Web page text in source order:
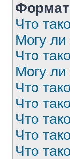
Что
Могу ли
Что
Могу
Что
Что
Что
Что
Что